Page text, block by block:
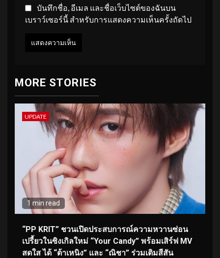
บันทึกชื่อ, อีเมล และชื่อเว็บไซต์ของฉันบน
เบราว์เซอร์นี้ สำหรับการแสดงความเห็นครั้งถัดไป
MORE STORIES
UPDATE
1 min read
“PP KRIT” ชวนเปิดประสบการณ์ความหวานซ่อน
เปรี้ยวในซิงเกิลใหม่ “Your Candy” พร้อมเสิร์ฟ MV
สดใส ได้ “ต้าเหนิง” และ “ณิชา” ร่วมเติมสีสัน